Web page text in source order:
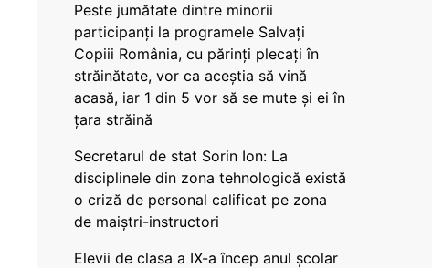
Peste jumătate dintre minorii
participanți la programele Salvați
Copiii România, cu părinți plecați în
străinătate, vor ca aceștia să vină
acasă, iar 1 din 5 vor să se mute și ei în
țara străină
Secretarul de stat Sorin Ion: La
disciplinele din zona tehnologică există
o criză de personal calificat pe zona
de maiștri-instructori
Elevii de clasa a IX-a încep anul școlar